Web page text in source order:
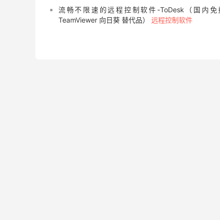
流畅不限速的远程控制软件-ToDesk（国内免
TeamViewer 向日葵 替代品） 远程控制软件